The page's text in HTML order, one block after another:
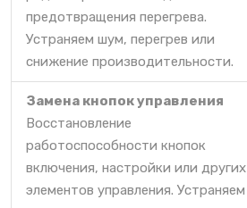
предотвращения перегрева.
Устраняем шум, перегрев или
снижение производительности.
Замена кнопок управления
Восстановление
работоспособности кнопок
включения, настройки или других
элементов управления. Устраняем